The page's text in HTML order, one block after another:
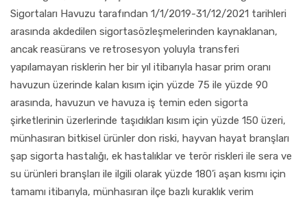
Sigortaları Havuzu tarafından 1/1/2019-31/12/2021 tarihleri
arasında akdedilen sigortasözleşmelerinden kaynaklanan,
ancak reasürans ve retrosesyon yoluyla transferi
yapılamayan risklerin her bir yıl itibarıyla hasar prim oranı
havuzun üzerinde kalan kısım için yüzde 75 ile yüzde 90
arasında, havuzun ve havuza iş temin eden sigorta
şirketlerinin üzerlerinde taşıdıkları kısım için yüzde 150 üzeri,
münhasıran bitkisel ürünler don riski, hayvan hayat branşları
şap sigorta hastalığı, ek hastalıklar ve terör riskleri ile sera ve
su ürünleri branşları ile ilgili olarak yüzde 180’i aşan kısmı için
tamamı itibarıyla, münhasıran ilçe bazlı kuraklık verim